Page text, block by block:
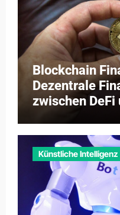
Blockchain
Dezentrale
zwischen
Künstliche